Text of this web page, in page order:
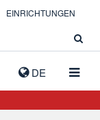
DE
EINRICHTUNGEN